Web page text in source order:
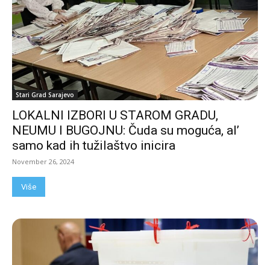
Stari Grad Sarajevo
LOKALNI IZBORI U STAROM GRADU,
NEUMU I BUGOJNU: Čuda su moguća, al’
samo kad ih tužilaštvo inicira
November 26, 2024
Više